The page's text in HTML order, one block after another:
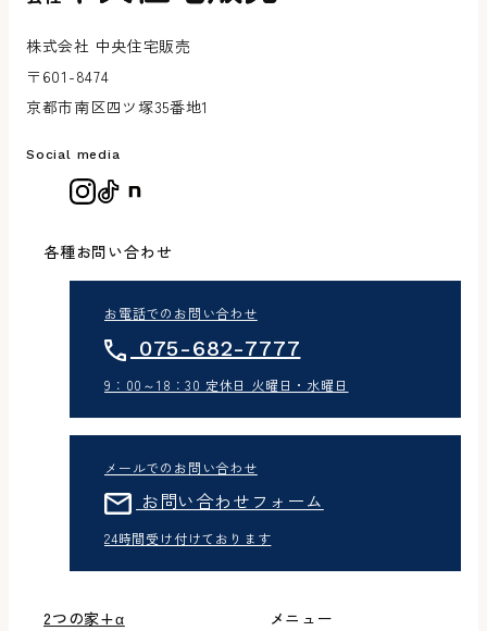
株式会社 中央住宅販売
〒601-8474
京都市南区四ツ塚35番地1
Social media
各種お問い合わせ
お電話でのお問い合わせ
075-682-7777
9：00～18：30 定休日 火曜日・水曜日
メールでのお問い合わせ
お問い合わせフォーム
24時間受け付けております
2つの家+α
メニュー